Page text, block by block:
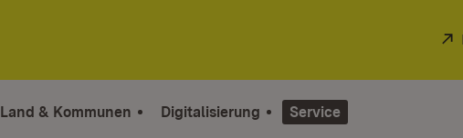
Land & Kommunen Digitalisierung Service